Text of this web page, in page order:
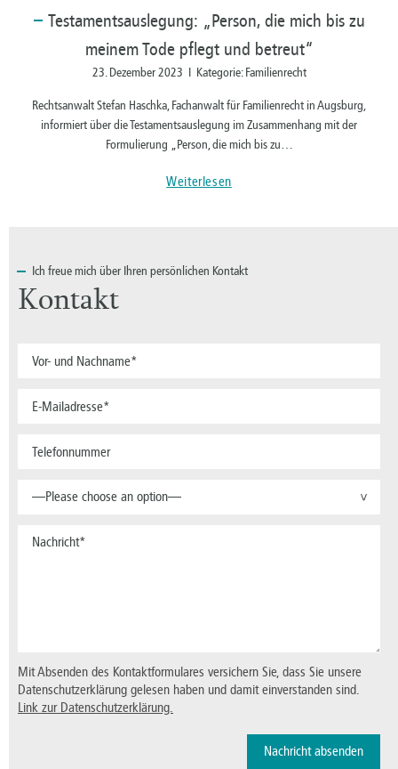
Testamentsauslegung: „Person, die mich bis zu
meinem Tode pflegt und betreut“
23. Dezember 2023 I Kategorie: Familienrecht
Rechtsanwalt Stefan Haschka, Fachanwalt für Familienrecht in Augsburg,
informiert über die Testamentsauslegung im Zusammenhang mit der
Formulierung „Person, die mich bis zu…
Weiterlesen
Ich freue mich über Ihren persönlichen Kontakt
Kontakt
—Please choose an option— >
Mit Absenden des Kontaktformulares versichern Sie, dass Sie unsere
Datenschutzerklärung gelesen haben und damit einverstanden sind.
Link zur Datenschutzerklärung.